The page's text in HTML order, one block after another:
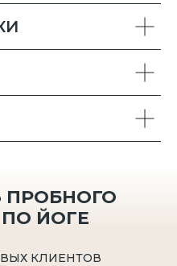
ПРОБНОГО
ЙОГЕ
КЛИЕНТОВ